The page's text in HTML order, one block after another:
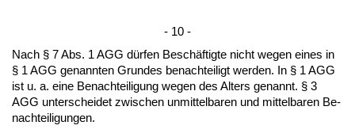
- 10 -
Nach § 7 Abs. 1 AGG dürfen Beschäftig­te nicht we­gen ei­nes in
§ 1 AGG ge­nann­ten Grun­des be­nach­tei­ligt wer­den. In § 1 AGG
ist u. a. ei­ne Be­nach­tei­li­gung we­gen des Al­ters ge­nannt. § 3
AGG un­ter­schei­det zwi­schen un­mit­tel­ba­ren und mit­tel­ba­ren Be­
nach­tei­li­gun­gen.